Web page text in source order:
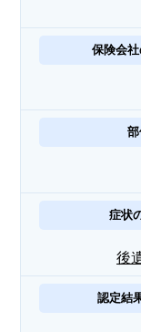
保険会
症状
後
認定結